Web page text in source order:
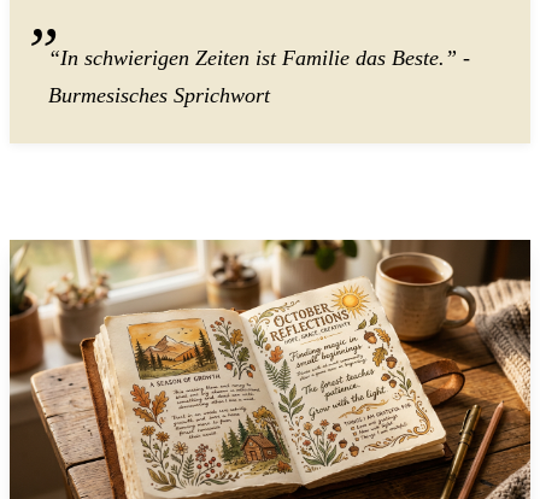
“In schwierigen Zeiten ist Familie das Beste.” -
Burmesisches Sprichwort